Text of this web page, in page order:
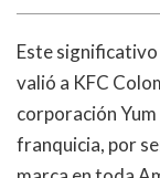
Este
valió a KFC
corporación
franquicia, por